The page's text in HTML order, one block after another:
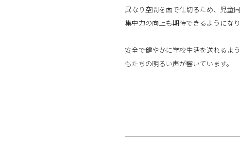
異なり空間を面で仕切るため、児童
集中力の向上も期待できるようになり
安全で健やかに学校生活を送れるよ
もたちの明るい声が響いています。